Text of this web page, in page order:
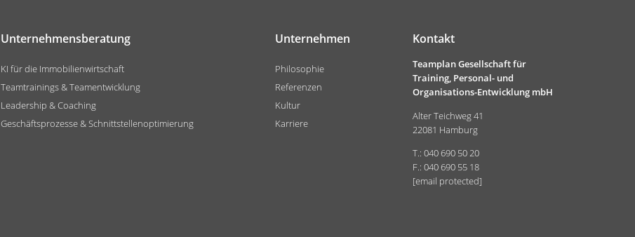
Unternehmensberatung
KI für die Immobilienwirtschaft
Teamtrainings & Teamentwicklung
Leadership & Coaching
Geschäftsprozesse & Schnittstellenoptimierung
Unternehmen
Philosophie
Referenzen
Kultur
Karriere
Kontakt
Teamplan Gesellschaft für
Training, Personal- und
Organisations-Entwicklung mbH
Alter Teichweg 41
22081 Hamburg
T.: 040 690 50 20
F.: 040 690 55 18
[email protected]